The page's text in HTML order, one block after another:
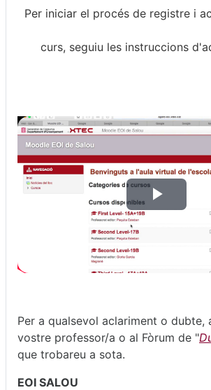
Per iniciar el procés de registre i
curs, seguiu les instruccions
Per a qualsevol aclariment o dubte,
vostre professor/a o al Fòrum de "
que trobareu a sota.
EOI SALOU